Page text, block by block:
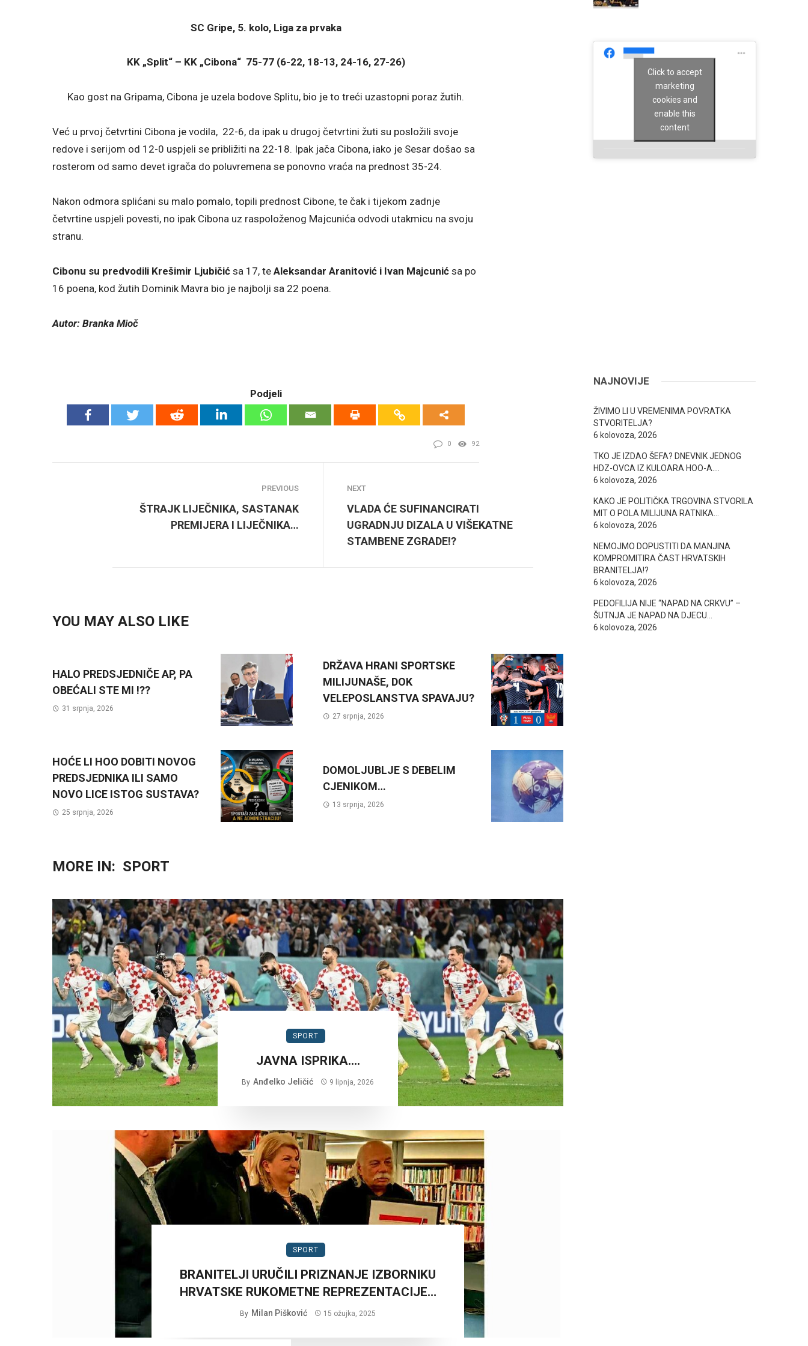
SC Gripe, 5. kolo, Liga za prvaka
KK „Split“ – KK „Cibona“ 75-77 (6-22, 18-13, 24-16, 27-26)
Kao gost na Gripama, Cibona je uzela bodove Splitu, bio je to treći uzastopni poraz žutih.
Već u prvoj četvrtini Cibona je vodila, 22-6, da ipak u drugoj četvrtini žuti su posložili svoje
redove i serijom od 12-0 uspjeli se približiti na 22-18. Ipak jača Cibona, iako je Sesar došao sa
rosterom od samo devet igrača do poluvremena se ponovno vraća na prednost 35-24.
Nakon odmora splićani su malo pomalo, topili prednost Cibone, te čak i tijekom zadnje
četvrtine uspjeli povesti, no ipak Cibona uz raspoloženog Majcunića odvodi utakmicu na svoju
stranu.
Cibonu su predvodili Krešimir Ljubičić sa 17, te Aleksandar Aranitović i Ivan Majcunić sa po
16 poena, kod žutih Dominik Mavra bio je najbolji sa 22 poena.
Autor: Branka Mioč
Podjeli
0 92
PREVIOUS
ŠTRAJK LIJEČNIKA, SASTANAK
PREMIJERA I LIJEČNIKA…
NEXT
VLADA ĆE SUFINANCIRATI
UGRADNJU DIZALA U VIŠEKATNE
STAMBENE ZGRADE!?
YOU MAY ALSO LIKE
HALO PREDSJEDNIČE AP, PA
OBEĆALI STE MI !??
31 srpnja, 2026
DRŽAVA HRANI SPORTSKE
MILIJUNAŠE, DOK
VELEPOSLANSTVA SPAVAJU?
27 srpnja, 2026
HOĆE LI HOO DOBITI NOVOG
PREDSJEDNIKA ILI SAMO
NOVO LICE ISTOG SUSTAVA?
25 srpnja, 2026
DOMOLJUBLJE S DEBELIM
CJENIKOM…
13 srpnja, 2026
MORE IN: SPORT
SPORT
JAVNA ISPRIKA….
By Anđelko Jeličić 9 lipnja, 2026
SPORT
BRANITELJI URUČILI PRIZNANJE IZBORNIKU
HRVATSKE RUKOMETNE REPREZENTACIJE…
By Milan Pišković 15 ožujka, 2025
Click to accept
marketing
cookies and
enable this
content
NAJNOVIJE
ŽIVIMO LI U VREMENIMA POVRATKA
STVORITELJA?
6 kolovoza, 2026
TKO JE IZDAO ŠEFA? DNEVNIK JEDNOG
HDZ-OVCA IZ KULOARA HOO-A….
6 kolovoza, 2026
KAKO JE POLITIČKA TRGOVINA STVORILA
MIT O POLA MILIJUNA RATNIKA…
6 kolovoza, 2026
NEMOJMO DOPUSTITI DA MANJINA
KOMPROMITIRA ČAST HRVATSKIH
BRANITELJA!?
6 kolovoza, 2026
PEDOFILIJA NIJE “NAPAD NA CRKVU” –
ŠUTNJA JE NAPAD NA DJECU…
6 kolovoza, 2026